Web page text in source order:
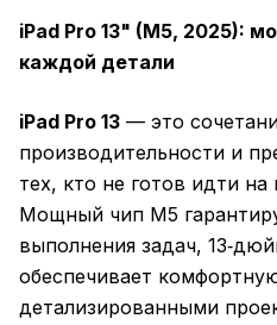
iPad Pro 13" (M5, 2025):
каждой детали
iPad Pro 13 — это
производительности и
тех, кто не готов идти
Мощный чип M5
выполнения задач,
обеспечивает
детализированными